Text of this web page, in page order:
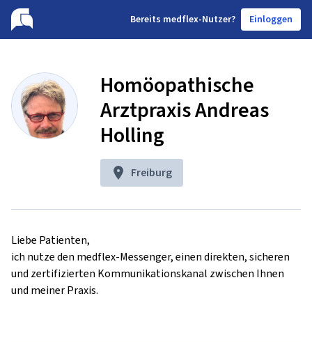
Bereits medflex-Nutzer? Einloggen
Homöopathische
Arztpraxis Andreas
Holling
Freiburg
Liebe Patienten,
ich nutze den medflex-Messenger, einen direkten, sicheren
und zertifizierten Kommunikationskanal zwischen Ihnen
und meiner Praxis.